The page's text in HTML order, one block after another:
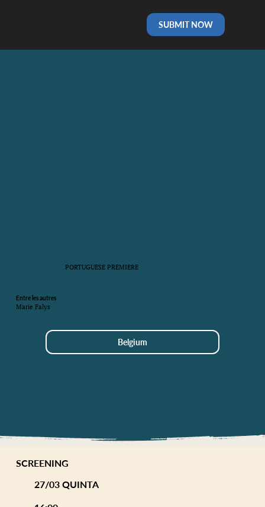
SUBMIT NOW
PORTUGUESE PREMIERE
Entre les autres
Marie Falys
Belgium
SCREENING
27/03 QUINTA